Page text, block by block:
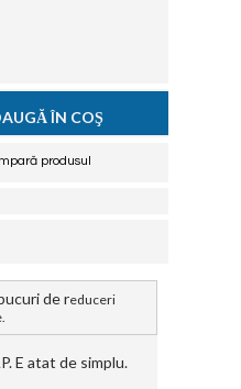
ÎN COŞ
produsul
de reduceri
E atat de simplu.